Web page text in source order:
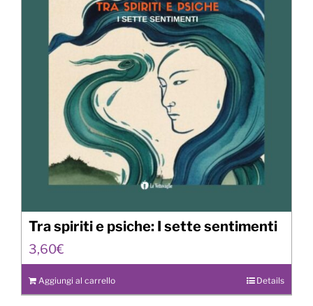
Tra spiriti e psiche: I sette sentimenti
3,60€
Aggiungi al carrello Details